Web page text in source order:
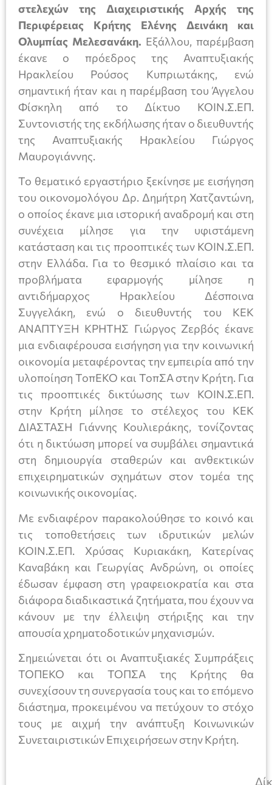
στελεχών της Διαχειριστικής Αρχής της
Περιφέρειας Κρήτης Ελένης Δεινάκη και
Ολυμπίας Μελεσανάκη. Εξάλλου, παρέμβαση
έκανε ο πρόεδρος της Αναπτυξιακής
Ηρακλείου Ρούσος Κυπριωτάκης, ενώ
σημαντική ήταν και η παρέμβαση του Άγγελου
Φίσκηλη από το Δίκτυο ΚΟΙΝ.Σ.ΕΠ.
Συντονιστής της εκδήλωσης ήταν ο διευθυντής
της Αναπτυξιακής Ηρακλείου Γιώργος
Μαυρογιάννης.
Το θεματικό εργαστήριο ξεκίνησε με εισήγηση
του οικονομολόγου Δρ. Δημήτρη Χατζαντώνη,
ο οποίος έκανε μια ιστορική αναδρομή και στη
συνέχεια μίλησε για την υφιστάμενη
κατάσταση και τις προοπτικές των ΚΟΙΝ.Σ.ΕΠ.
στην Ελλάδα. Για το θεσμικό πλαίσιο και τα
προβλήματα εφαρμογής μίλησε η
αντιδήμαρχος Ηρακλείου Δέσποινα
Συγγελάκη, ενώ ο διευθυντής του ΚΕΚ
ΑΝΑΠΤΥΞΗ ΚΡΗΤΗΣ Γιώργος Ζερβός έκανε
μια ενδιαφέρουσα εισήγηση για την κοινωνική
οικονομία μεταφέροντας την εμπειρία από την
υλοποίηση ΤοπΕΚΟ και ΤοπΣΑ στην Κρήτη. Για
τις προοπτικές δικτύωσης των ΚΟΙΝ.Σ.ΕΠ.
στην Κρήτη μίλησε το στέλεχος του ΚΕΚ
ΔΙΑΣΤΑΣΗ Γιάννης Κουλιεράκης, τονίζοντας
ότι η δικτύωση μπορεί να συμβάλει σημαντικά
στη δημιουργία σταθερών και ανθεκτικών
επιχειρηματικών σχημάτων στον τομέα της
κοινωνικής οικονομίας.
Με ενδιαφέρον παρακολούθησε το κοινό και
τις τοποθετήσεις των ιδρυτικών μελών
ΚΟΙΝ.Σ.ΕΠ. Χρύσας Κυριακάκη, Κατερίνας
Καναβάκη και Γεωργίας Ανδρώνη, οι οποίες
έδωσαν έμφαση στη γραφειοκρατία και στα
διάφορα διαδικαστικά ζητήματα, που έχουν να
κάνουν με την έλλειψη στήριξης και την
απουσία χρηματοδοτικών μηχανισμών.
Σημειώνεται ότι οι Αναπτυξιακές Συμπράξεις
ΤΟΠΕΚΟ και ΤΟΠΣΑ της Κρήτης θα
συνεχίσουν τη συνεργασία τους και το επόμενο
διάστημα, προκειμένου να πετύχουν το στόχο
τους με αιχμή την ανάπτυξη Κοινωνικών
Συνεταιριστικών Επιχειρήσεων στην Κρήτη.